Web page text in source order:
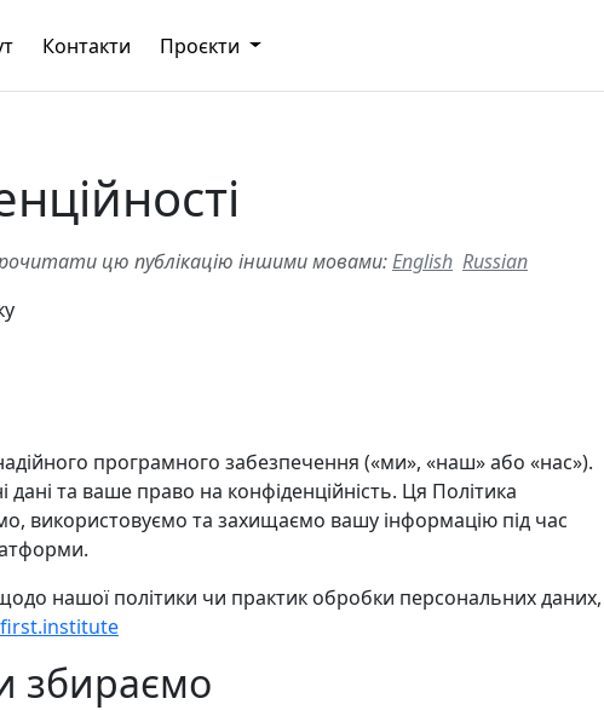
Контакти Проєкти
цю публікацію іншими мовами:English Russian
програмного забезпечення («ми», «наш» або «нас»).
та ваше право на конфіденційність. Ця Політика
використовуємо та захищаємо вашу інформацію під час
нашої політики чи практик обробки персональних даних,
збираємо